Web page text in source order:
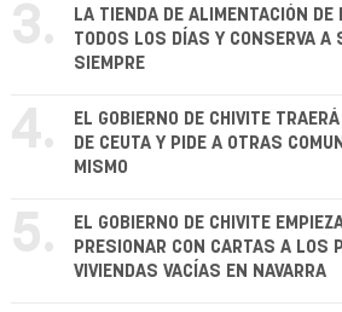
3.
LA TIENDA DE ALIMENTACIÓN DE
TODOS LOS DÍAS Y CONSERVA A
SIEMPRE
4.
EL GOBIERNO DE CHIVITE
DE CEUTA Y PIDE A OTRAS
MISMO
5.
EL GOBIERNO DE CHIVITE
PRESIONAR CON CARTAS A LOS
VIVIENDAS VACÍAS EN NAVARRA